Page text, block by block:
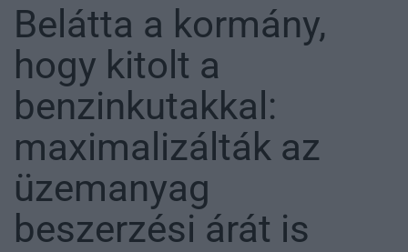
Belátta a kormány,
hogy kitolt a
benzinkutakkal:
maximalizálták az
üzemanyag
beszerzési árát is